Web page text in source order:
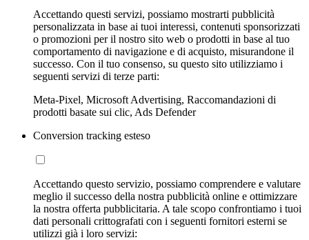
Accettando questi servizi, possiamo mostrarti pubblicità
personalizzata in base ai tuoi interessi, contenuti sponsorizzati
o promozioni per il nostro sito web o prodotti in base al tuo
comportamento di navigazione e di acquisto, misurandone il
successo. Con il tuo consenso, su questo sito utilizziamo i
seguenti servizi di terze parti:
Meta-Pixel, Microsoft Advertising, Raccomandazioni di
prodotti basate sui clic, Ads Defender
Conversion tracking esteso
Accettando questo servizio, possiamo comprendere e valutare
meglio il successo della nostra pubblicità online e ottimizzare
la nostra offerta pubblicitaria. A tale scopo confrontiamo i tuoi
dati personali crittografati con i seguenti fornitori esterni se
utilizzi già i loro servizi: